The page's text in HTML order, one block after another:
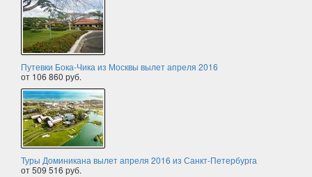
Путевки Бока-Чика из Москвы вылет апреля 2016
от 106 860 руб.
Туры Доминикана вылет апреля 2016 из Санкт-Петербурга
от 509 516 руб.